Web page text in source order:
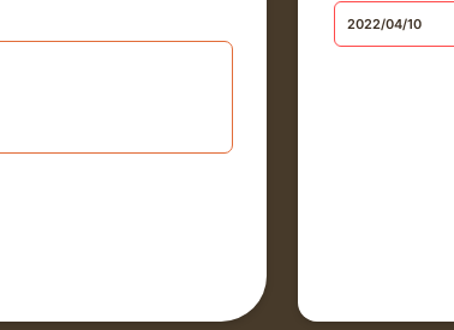
2022/04/10